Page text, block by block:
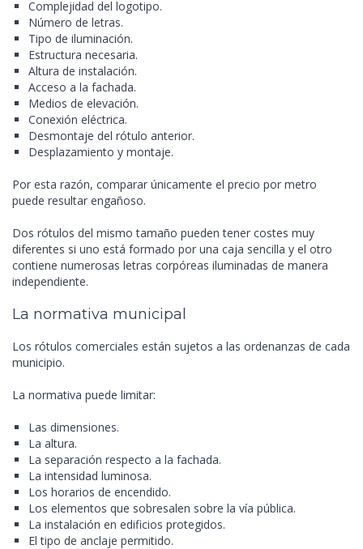
Complejidad del logotipo.
Número de letras.
Tipo de iluminación.
Estructura necesaria.
Altura de instalación.
Acceso a la fachada.
Medios de elevación.
Conexión eléctrica.
Desmontaje del rótulo anterior.
Desplazamiento y montaje.
Por esta razón, comparar únicamente el precio por metro
puede resultar engañoso.
Dos rótulos del mismo tamaño pueden tener costes muy
diferentes si uno está formado por una caja sencilla y el otro
contiene numerosas letras corpóreas iluminadas de manera
independiente.
La normativa municipal
Los rótulos comerciales están sujetos a las ordenanzas de cada
municipio.
La normativa puede limitar:
Las dimensiones.
La altura.
La separación respecto a la fachada.
La intensidad luminosa.
Los horarios de encendido.
Los elementos que sobresalen sobre la vía pública.
La instalación en edificios protegidos.
El tipo de anclaje permitido.